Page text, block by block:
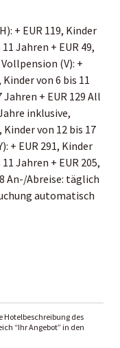
+ EUR 119, Kinder
Jahren + EUR 49,
(V): +
von 6 bis 11
+ EUR 129 All
inklusive,
Kinder von 12 bis 17
+ EUR 291, Kinder
Jahren + EUR 205,
An-/Abreise: täglich
automatisch
Hotelbeschreibung des
“Ihr Angebot” in den